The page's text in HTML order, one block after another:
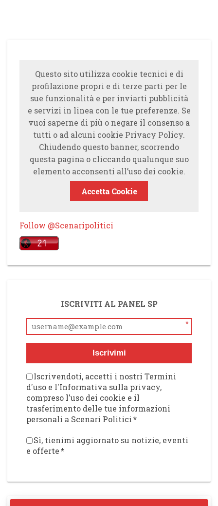
Questo sito utilizza cookie tecnici e di
profilazione propri e di terze parti per le
sue funzionalità e per inviarti pubblicità
e servizi in linea con le tue preferenze. Se
vuoi saperne di più o negare il consenso a
tutti o ad alcuni cookie Privacy Policy.
Chiudendo questo banner, scorrendo
questa pagina o cliccando qualunque suo
elemento acconsenti all’uso dei cookie.
Accetta Cookie
Follow @Scenaripolitici
ISCRIVITI AL PANEL SP
*
Iscrivimi
Iscrivendoti, accetti i nostri Termini
d'uso e l'Informativa sulla privacy,
compreso l'uso dei cookie e il
trasferimento delle tue informazioni
personali a Scenari Politici*
Sì, tienimi aggiornato su notizie, eventi
e offerte*